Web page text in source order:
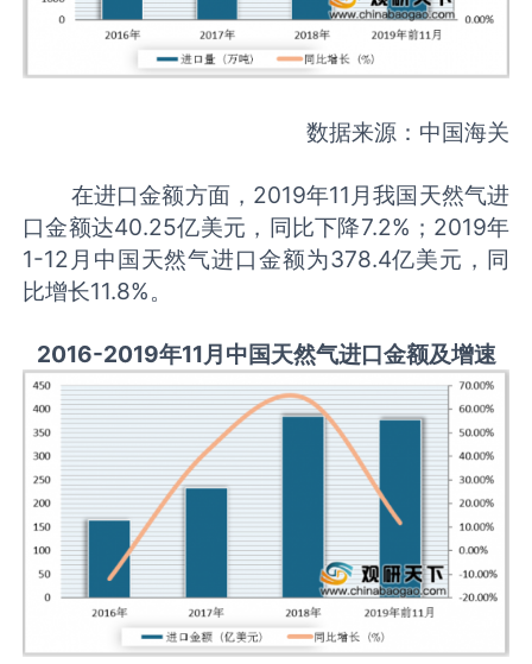
数据来源：中国海关
在进口金额方面，2019年11月我国天然气进
口金额达40.25亿美元，同比下降7.2%；2019年
1-12月中国天然气进口金额为378.4亿美元，同
比增长11.8%。
2016-2019年11月中国天然气进口金额及增速